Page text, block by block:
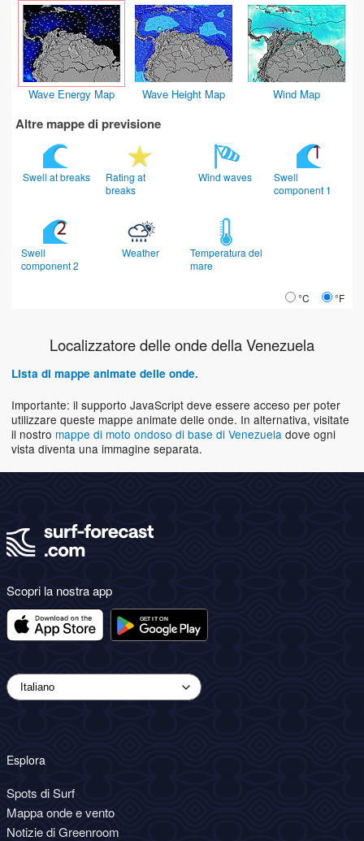
Wave Energy Map Wave Height Map Wind Map
Altre mappe di previsione
Swell at breaks
Rating at
breaks
Wind waves
Swell
component 1
Swell
component 2
Weather
Temperatura del
mare
°C °F
Localizzatore delle onde della Venezuela
Lista di mappe animate delle onde.
Importante: il supporto JavaScript deve essere acceso per poter
utilizzare queste mappe animate delle onde. In alternativa, visitate
il nostro mappe di moto ondoso di base di Venezuela dove ogni
vista diventa una immagine separata.
Scopri la nostra app
Esplora
Spots di Surf
Mappa onde e vento
Notizie di Greenroom